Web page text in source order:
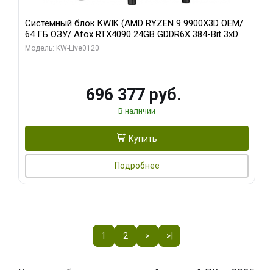
Системный блок KWIK (AMD RYZEN 9 9900X3D OEM/
64 ГБ ОЗУ/ Afox RTX4090 24GB GDDR6X 384-Bit 3xDP
HDMI ATX Turbo/ 1 ТБ SSD)
Модель: KW-Live0120
696 377 руб.
В наличии
Купить
Подробнее
1 2 > >|